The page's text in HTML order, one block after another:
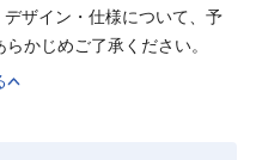
ザイン・仕様について、予
かじめご了承ください。